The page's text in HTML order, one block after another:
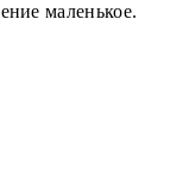
маленькое.